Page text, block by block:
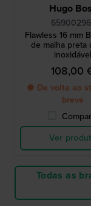
Hugo
Flawless 16 mm
de malha preta
inoxidável
108,00
● De volta ao
breve
Ver
Todas as